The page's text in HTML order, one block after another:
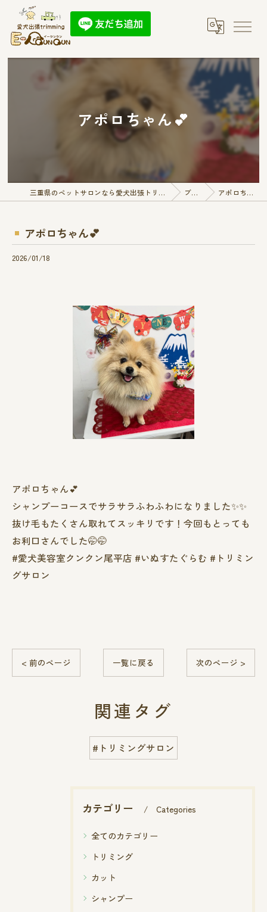
アポロちゃん︎💕︎︎
三重県のペットサロンなら愛犬出張トリミング E-QunQun ブログ アポロちゃん︎💕︎︎
アポロちゃん︎💕︎︎
2026/01/18
アポロちゃん︎💕︎︎
シャンプーコースでサラサラふわふわになりました✨✨
抜け毛もたくさん取れてスッキリです！今回もとっても
お利口さんでした🤭🤭
#愛犬美容室クンクン尾平店 #いぬすたぐらむ #トリミン
グサロン
< 前のページ 一覧に戻る 次のページ >
関連タグ
#トリミングサロン
カテゴリー Categories
全てのカテゴリー
トリミング
カット
シャンプー